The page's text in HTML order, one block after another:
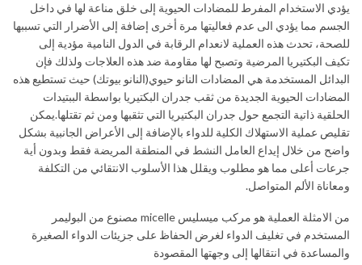
يؤدي الاستخدام المفرط للمضادات الحيوية إلى خلق مناعة لها في داخل
الجسم مما يؤدي الى عدم فعاليتها مرة أخرى إضافة إلى الأضرار التي تسببها
للصحة، تحدث هذه العملية لانعدام الرقابة في الدول النامية مؤدية إلى
تكيف البكتيريا المرضية وتصبح لها مقاومة ضد هذه العلاجات ولذلك فإن
البدائل المستخدمة هي المضادات النانو حيوي(النانو بيوتك) حيث تستطيع هذه
المضادات الحيوية الجديدة من ثقب جدران البكتيريا بواسطة الببتيدات
الحلقية ذاتية التجمع حول جدران البكتيريا التي تثقبها ومن ثم تقتلها.يمكن
تقليص عملية الاستهلاك الكلية للدواء بالإضافة إلى الأعراض الجانبية بشكل
واضح من خلال إيداع العامل النشط في المنطقة المريضة فقط وبدون أية
جرعات أعلى مما هو مطلوب ويقلل هذا الأسلوب الانتقائي من التكلفة
ومعاناة الألم المتواصل.
من الامثلة العملية هو مركب ميسليس micelle مصنوع من البوليمر
المستخدم في تغليف الدواء لغرض الحفاظ على جزيئات الدواء الصغيرة
والمساعدة في انتقالها إلى وجهتها المقصودة